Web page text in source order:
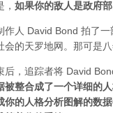
如果你的敌人是政府
作人 David Bond 拍了
会的天罗地网。那可是
后，追踪者将 David
被整合成了一个详细的
你的人格分析图解的数